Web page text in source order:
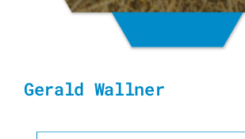
Gerald Wallner